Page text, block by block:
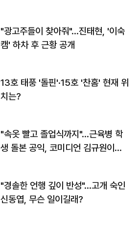
"광고주들이 찾아줘"…진태현, '이숙
캠' 하차 후 근황 공개
13호 태풍 '돌핀'·15호 '찬홈' 현재 위
치는?
"속옷 빨고 졸업식까지"…근육병 학
생 돌본 공익, 코미디언 김규원이었
"경솔한 언행 깊이 반성"…고개 숙인
신동엽, 무슨 일이길래?